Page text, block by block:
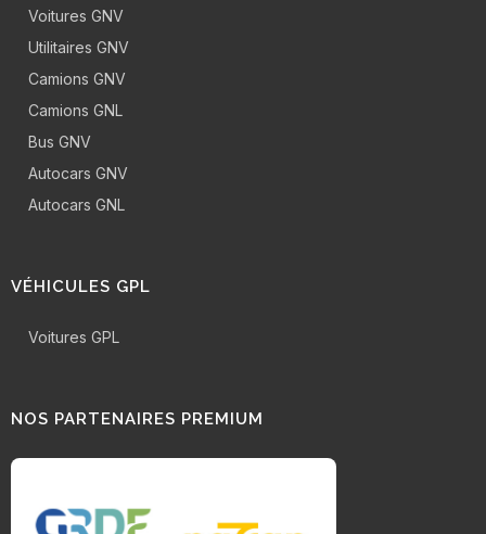
Voitures GNV
Utilitaires GNV
Camions GNV
Camions GNL
Bus GNV
Autocars GNV
Autocars GNL
VÉHICULES GPL
Voitures GPL
NOS PARTENAIRES PREMIUM